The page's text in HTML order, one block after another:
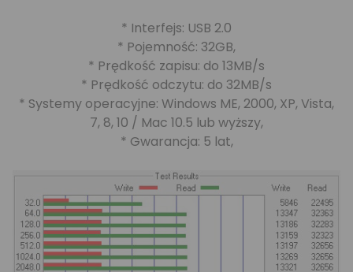
* Interfejs: USB 2.0
* Pojemność: 32GB,
* Prędkość zapisu: do 13MB/s
* Prędkość odczytu: do 32MB/s
* Systemy operacyjne: Windows ME, 2000, XP, Vista,
7, 8, 10 / Mac 10.5 lub wyższy,
* Gwarancja: 5 lat,